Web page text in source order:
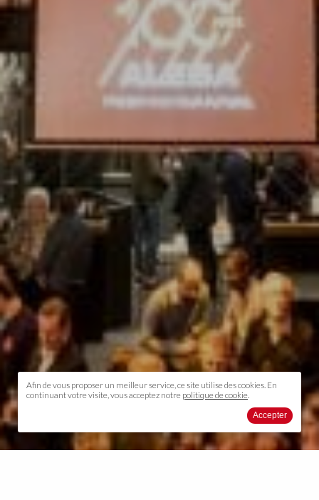
Afin de vous proposer un meilleur service, ce site utilise descookies. En
continuant votre visite, vous acceptez notre politique de cookie.
Accepter